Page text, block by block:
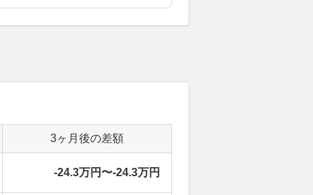
3ヶ月後の差額
-24.3万円〜-24.3万円